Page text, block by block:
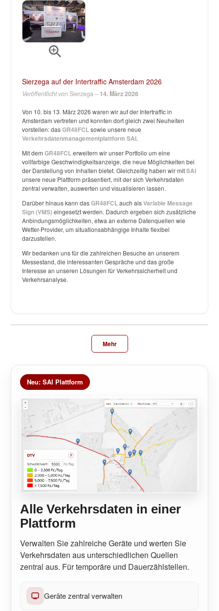
Sierzega auf der Intertraffic Amsterdam 2026
Veröffentlicht vonSierzega – 14. März 2026
Von 10. bis 13. März 2026 waren wir auf der Intertraffic in
Amsterdam vertreten und konnten dort gleich zwei Neuheiten
vorstellen: dasGR48FCLsowie unsere neue
Verkehrsdatenmanagementplattform SAI.
Mit demGR48FCLerweitern wir unser Portfolio um eine
vollfarbige Geschwindigkeitsanzeige, die neue Möglichkeiten bei
der Darstellung von Inhalten bietet. Gleichzeitig haben wir mitSAI
unsere neue Plattform präsentiert, mit der sich Verkehrsdaten
zentral verwalten, auswerten und visualisieren lassen.
Darüber hinaus kann dasGR48FCLauch alsVariable Message
Sign (VMS)eingesetzt werden. Dadurch ergeben sich zusätzliche
Anbindungsmöglichkeiten, etwa an externe Datenquellen wie
Wetter-Provider, um situationsabhängige Inhalte flexibel
darzustellen.
Wir bedanken uns für die zahlreichen Besuche an unserem
Messestand, die interessanten Gespräche und das große
Interesse an unseren Lösungen für Verkehrssicherheit und
Verkehrsanalyse.
Mehr
Neu: SAI Plattform
Alle Verkehrsdaten in einer
Plattform
Verwalten Sie zahlreiche Geräte und werten Sie
Verkehrsdaten aus unterschiedlichen Quellen
zentral aus. Für temporäre und Dauerzählstellen.
Geräte zentral verwalten